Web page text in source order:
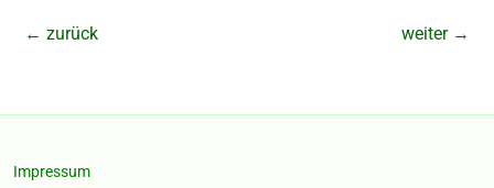
← zurück weiter →
Impressum